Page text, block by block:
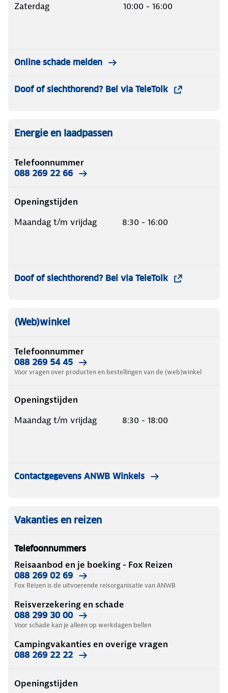
Zaterdag 10:00 - 16:00
Online schade melden
Doof of slechthorend? Bel via TeleTolk
Energie en laadpassen
Telefoonnummer
088 269 22 66
Openingstijden
Maandag t/m vrijdag 8:30 - 16:00
Doof of slechthorend? Bel via TeleTolk
(Web)winkel
Telefoonnummer
088 269 54 45
Voor vragen over producten en bestellingen van de (web)winkel
Openingstijden
Maandag t/m vrijdag 8:30 - 18:00
Contactgegevens ANWB Winkels
Vakanties en reizen
Telefoonnummers
Reisaanbod en je boeking - Fox Reizen
088 269 02 69
Fox Reizen is de uitvoerende reisorganisatie van ANWB
Reisverzekering en schade
088 299 30 00
Voor schade kan je alleen op werkdagen bellen
Campingvakanties en overige vragen
088 269 22 22
Openingstijden